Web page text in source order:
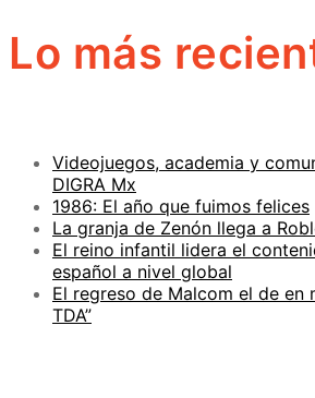
Lo más
Videojuegos, academia y
DIGRA Mx
1986: El año que fuimos felices
La granja de Zenón llega a
El reino infantil lidera el
español a nivel global
El regreso de Malcom el de en
TDA”